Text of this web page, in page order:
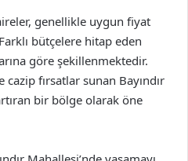
genellikle uygun fiyat
bütçelere hitap eden
göre şekillenmektedir.
cazip fırsatlar sunan Bayındır
bir bölge olarak öne